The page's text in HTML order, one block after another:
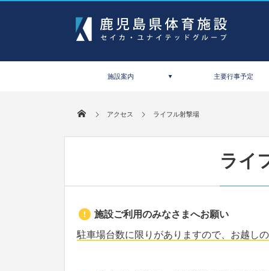
施設案内 主要行事予定
アクセス ライフル射撃場
ライ
施設ご利用のみなさまへお願い
駐車場台数に限りがありますので、お越し